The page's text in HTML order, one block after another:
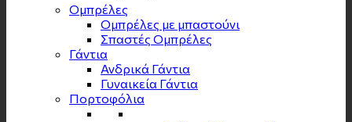
Ομπρέλες
Ομπρέλες με μπαστούνι
Σπαστές Ομπρέλες
Γάντια
Ανδρικά Γάντια
Γυναικεία Γάντια
Πορτοφόλια